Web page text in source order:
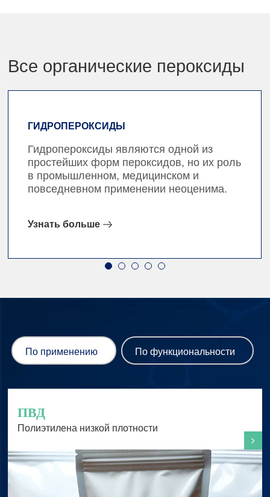
Все органические пероксиды
ГИДРОПЕРОКСИДЫ
Гидропероксиды являются одной из
простейших форм пероксидов, но их роль
в промышленном, медицинском и
повседневном применении неоценима.
Узнать больше
По применению По функциональности
ПВД
Полиэтилена низкой плотности